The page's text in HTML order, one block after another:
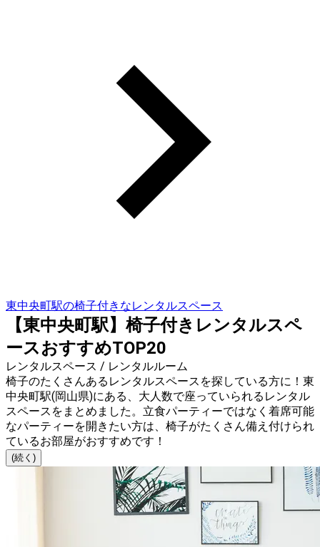
東中央町駅の椅子付きなレンタルスペース
【東中央町駅】椅子付きレンタルスペ
ースおすすめTOP20
レンタルスペース / レンタルルーム
椅子のたくさんあるレンタルスペースを探している方に！東
中央町駅(岡山県)にある、大人数で座っていられるレンタル
スペースをまとめました。立食パーティーではなく着席可能
なパーティーを開きたい方は、椅子がたくさん備え付けられ
ているお部屋がおすすめです！
(続く)